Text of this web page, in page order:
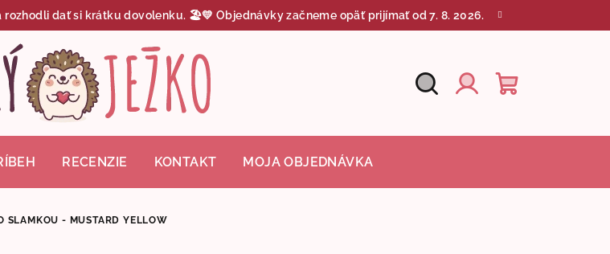
dať si krátku dovolenku. 🏖️💛 Objednávky začneme opäť prijímať od 7. 8. 2026.
RECENZIE KONTAKT MOJA OBJEDNÁVKA
SLAMKOU - MUSTARD YELLOW